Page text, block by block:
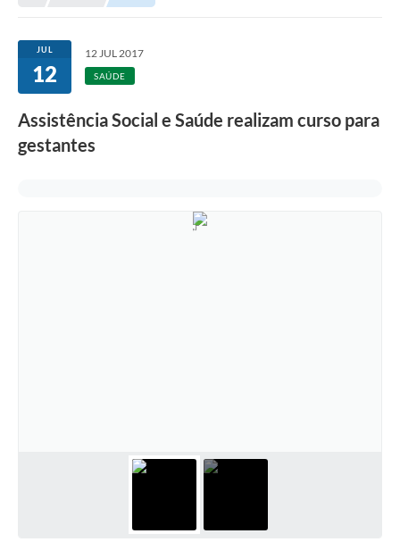
JUL
12
12 JUL 2017
SAÚDE
Assistência Social e Saúde realizam curso para
gestantes